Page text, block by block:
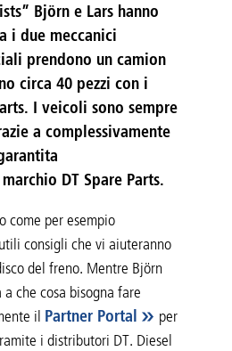
Björn e Lars hanno
i due meccanici
prendono un camion
circa 40 pezzi con i
I veicoli sono sempre
a complessivamente
DT Spare Parts.
come per esempio
consigli che vi aiuteranno
del freno. Mentre Björn
che cosa bisogna fare
il Partner Portal
per
i distributori DT. Diesel